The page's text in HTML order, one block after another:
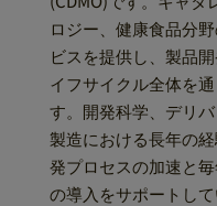
ロジー、健康食品分
ビスを提供し、製品
イフサイクル全体を
す。開発科学、デリ
製造における長年の
発プロセスの加速と
の導入をサポートし